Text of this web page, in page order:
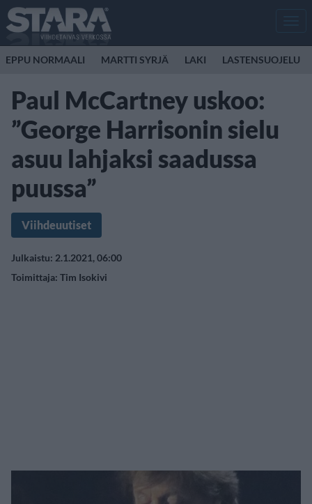
EPPU NORMAALI MARTTI SYRJÄ LAKI LASTENSUOJELU
Paul McCartney uskoo:
”George Harrisonin sielu
asuu lahjaksi saadussa
puussa”
Viihdeuutiset
Julkaistu: 2.1.2021, 06:00
Toimittaja: Tim Isokivi